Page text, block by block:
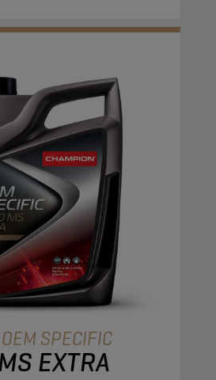
OEM SPECIFIC
EXTRA